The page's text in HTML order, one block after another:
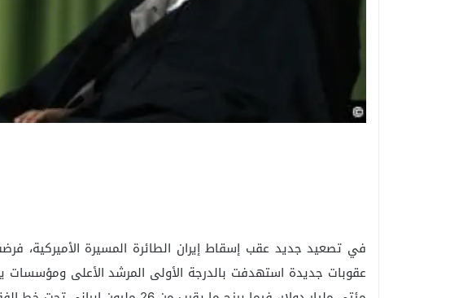
في تصعيد جديد عقب إسقاط إيران الطائرة المسيرة الأميركية،
عقوبات جديدة استهدفت بالدرجة الأولى المرشد الأعلى ومؤسسات